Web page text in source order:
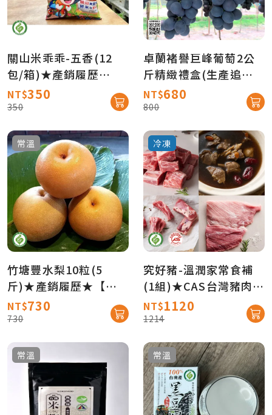
關山米乖乖-五香(12
包/箱)★產銷履歷
★【真情柑仔店】
NT$350
350
卓蘭褚譽巨峰葡萄2公
斤精緻禮盒(生產追溯)
【產地直送免運】
NT$680
800
常溫
竹塘豐水梨10粒(5
斤)★產銷履歷★【產
地直送免運】
NT$730
730
冷凍
究好豬-溫潤家常食補
(1組)★CAS台灣豬肉★
產銷履歷【產地直送免
運】
NT$1120
1214
常溫 常溫